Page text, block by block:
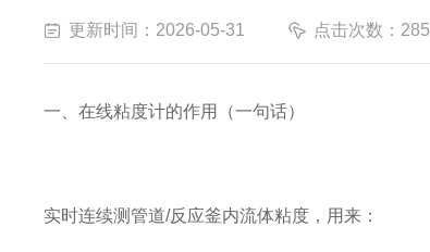
更新时间：2026-05-31 点击次数：285
一、在线粘度计的作用（一句话）
实时连续测管道/反应釜内流体粘度，用来：